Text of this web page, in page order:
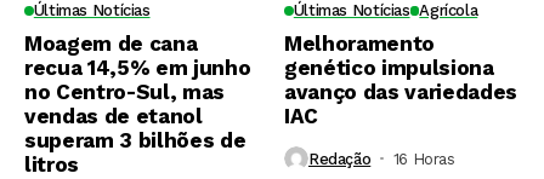
Últimas Notícias
Moagem de cana
recua 14,5% em junho
no Centro-Sul, mas
vendas de etanol
superam 3 bilhões de
litros
Últimas Notícias Agrícola
Melhoramento
genético impulsiona
avanço das variedades
IAC
Redação 16 Horas ⁮